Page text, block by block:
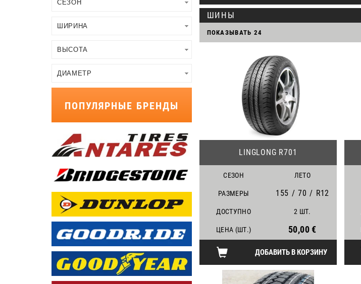
ПОПУЛЯРНЫЕ БРЕНДЫ
ШИНЫ
ПОКАЗЫВАТЬ 24
LINGLONG R701
СЕЗОН ЛЕТО
РАЗМЕРЫ 155 / 70 / R12
ДОСТУПНО 2 ШТ.
ЦЕНА (ШТ.) 50,00 €
ДОБАВИТЬ В КОРЗИНУ